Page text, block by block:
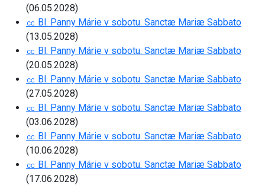
(06.05.2028)
㏄ Bl. Panny Márie v sobotu. Sanctæ Mariæ Sabbato
(13.05.2028)
㏄ Bl. Panny Márie v sobotu. Sanctæ Mariæ Sabbato
(20.05.2028)
㏄ Bl. Panny Márie v sobotu. Sanctæ Mariæ Sabbato
(27.05.2028)
㏄ Bl. Panny Márie v sobotu. Sanctæ Mariæ Sabbato
(03.06.2028)
㏄ Bl. Panny Márie v sobotu. Sanctæ Mariæ Sabbato
(10.06.2028)
㏄ Bl. Panny Márie v sobotu. Sanctæ Mariæ Sabbato
(17.06.2028)